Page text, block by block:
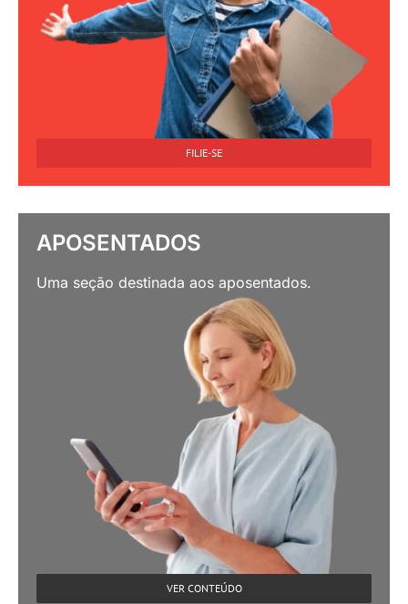
FILIE-SE
APOSENTADOS
Uma seção destinada aos aposentados.
VER CONTEÚDO